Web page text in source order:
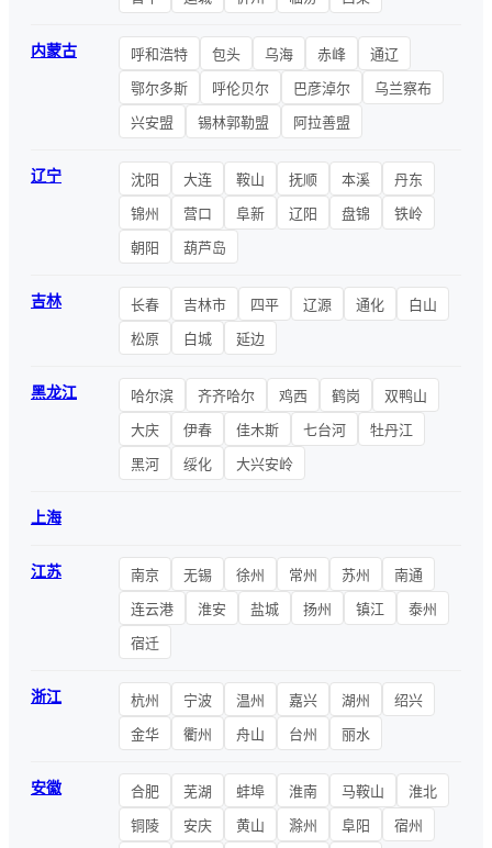
内蒙古 呼和浩特 包头 乌海 赤峰 通辽
鄂尔多斯 呼伦贝尔 巴彦淖尔 乌兰察布
兴安盟 锡林郭勒盟 阿拉善盟
辽宁 沈阳 大连 鞍山 抚顺 本溪 丹东
锦州 营口 阜新 辽阳 盘锦 铁岭
朝阳 葫芦岛
吉林 长春 吉林市 四平 辽源 通化 白山
松原 白城 延边
黑龙江 哈尔滨 齐齐哈尔 鸡西 鹤岗 双鸭山
大庆 伊春 佳木斯 七台河 牡丹江
黑河 绥化 大兴安岭
上海
江苏 南京 无锡 徐州 常州 苏州 南通
连云港 淮安 盐城 扬州 镇江 泰州
宿迁
浙江 杭州 宁波 温州 嘉兴 湖州 绍兴
金华 衢州 舟山 台州 丽水
安徽 合肥 芜湖 蚌埠 淮南 马鞍山 淮北
铜陵 安庆 黄山 滁州 阜阳 宿州